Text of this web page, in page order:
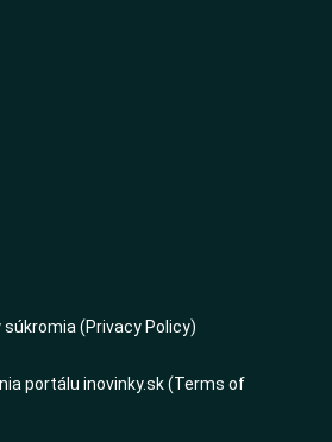
(Privacy Policy)
portálu inovinky.sk (Terms of